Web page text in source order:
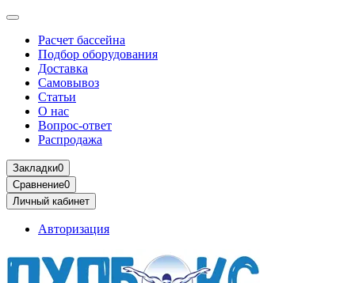
Расчет бассейна
Подбор оборудования
Доставка
Самовывоз
Статьи
О нас
Вопрос-ответ
Распродажа
Закладки0
Сравнение0
Личный кабинет
Авторизация